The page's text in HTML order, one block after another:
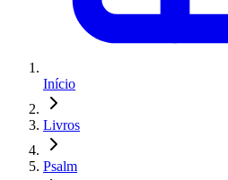
Início
Livros
Psalm